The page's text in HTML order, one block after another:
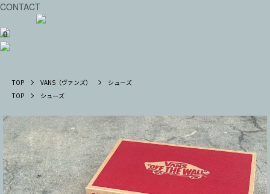
CONTACT
0
TOP VANS（ヴァンズ）
シューズ
TOP
シューズ